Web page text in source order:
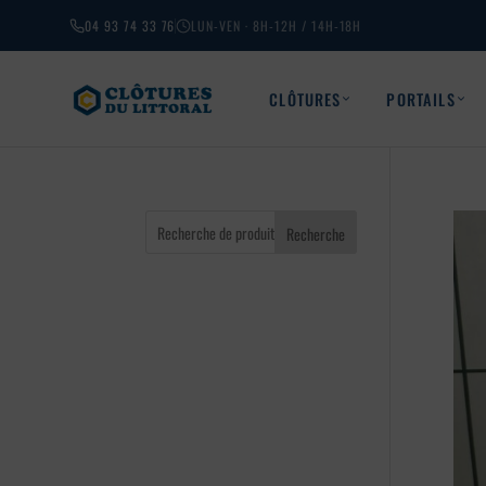
04 93 74 33 76 LUN-VEN · 8H-12H / 14H-18H
CLÔTURES PORTAILS
Recherche